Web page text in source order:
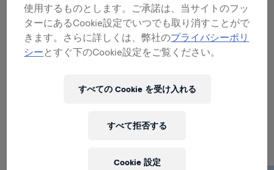
カテゴリー管理
使用するものとします。ご承諾は、当サイトのフッ
ターにあるCookie設定でいつでも取り消すことがで
きます。さらに詳しくは、弊社のプライバシーポリ
シー とすぐ下のCookie設定をご覧ください。
すべて拒否する
すべての Cookie を受け入れる
Cookie 設定